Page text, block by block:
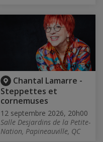
Chantal Lamarre -
Steppettes et
cornemuses
12 septembre 2026, 20h00
Salle Desjardins de la Petite-
Nation, Papineauville, QC